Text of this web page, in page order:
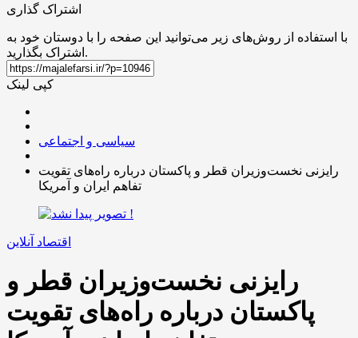
اشتراک گذاری
با استفاده از روش‌های زیر می‌توانید این صفحه را با دوستان خود به
اشتراک بگذارید.
کپی لینک
سیاسی و اجتماعی
رایزنی نخست‌وزیران قطر و پاکستان درباره راه‌های تقویت
تفاهم ایران و آمریکا
اقتصاد آنلاین
رایزنی نخست‌وزیران قطر و
پاکستان درباره راه‌های تقویت